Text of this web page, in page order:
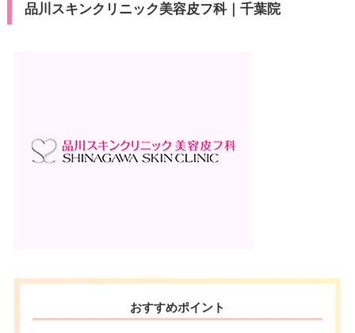
品川スキンクリニック美容皮フ科｜千葉院
おすすめポイント